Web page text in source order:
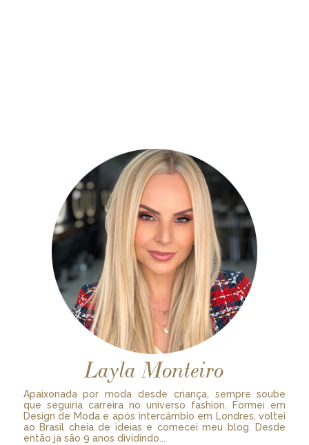
Layla Monteiro
Apaixonada por moda desde criança, sempre soube
que seguiria carreira no universo fashion. Formei em
Design de Moda e após intercâmbio em Londres, voltei
ao Brasil cheia de ideias e comecei meu blog. Desde
então já são 9 anos dividindo...